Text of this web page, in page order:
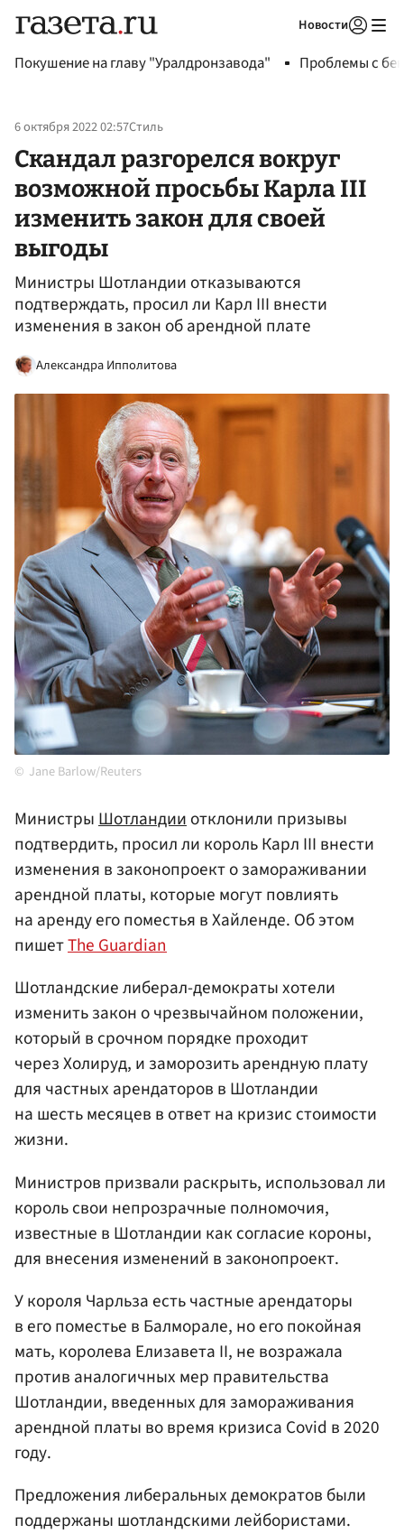
Новости
Покушение на главу "Уралдронзавода" Проблемы с
6 октября 2022 02:57Стиль
Скандал разгорелся вокруг
возможной просьбы Карла III
изменить закон для своей
выгоды
Министры Шотландии отказываются
подтверждать, просил ли Карл III внести
изменения в закон об арендной плате
Александра Ипполитова
Jane Barlow/Reuters
МинистрыШотландииотклонили призывы
подтвердить, просил ли король Карл III внести
изменения в законопроект о замораживании
арендной платы, которые могут повлиять
на аренду его поместья в Хайленде. Об этом
пишетThe Guardian
Шотландские либерал-демократы хотели
изменить закон о чрезвычайном положении,
который в срочном порядке проходит
через Холируд, и заморозить арендную плату
для частных арендаторов в Шотландии
на шесть месяцев в ответ на кризис стоимости
жизни.
Министров призвали раскрыть, использовал ли
король свои непрозрачные полномочия,
известные в Шотландии как согласие короны,
для внесения изменений в законопроект.
У короля Чарльза есть частные арендаторы
в его поместье в Балморале, но его покойная
мать, королева Елизавета II, не возражала
против аналогичных мер правительства
Шотландии, введенных для замораживания
арендной платы во время кризиса Covid в 2020
году.
Предложения либеральных демократов были
поддержаны шотландскими лейбористами.